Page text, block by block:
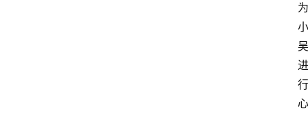
为
小
吴
进
行
心